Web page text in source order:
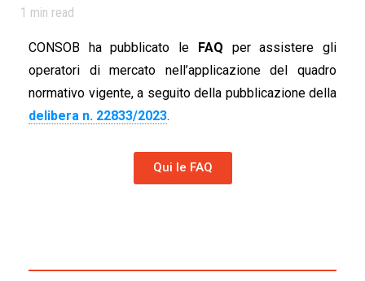
1 min read
CONSOB ha pubblicato le FAQ per assistere gli
operatori di mercato nell’applicazione del quadro
normativo vigente, a seguito della pubblicazione della
delibera n. 22833/2023.
Qui le FAQ